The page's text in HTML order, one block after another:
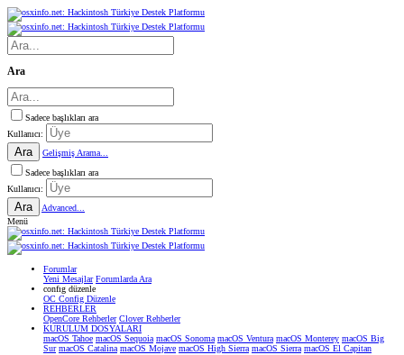
Ara
Sadece başlıkları ara
Kullanıcı:
Ara
Gelişmiş Arama...
Sadece başlıkları ara
Kullanıcı:
Ara
Advanced...
Menü
Forumlar
Yeni Mesajlar Forumlarda Ara
confıg düzenle
OC Config Düzenle
REHBERLER
OpenCore Rehberler Clover Rehberler
KURULUM DOSYALARI
macOS Tahoe macOS Sequoia macOS Sonoma macOS Ventura macOS Monterey macOS Big
Sur macOS Catalina macOS Mojave macOS High Sierra macOS Sierra macOS El Capitan